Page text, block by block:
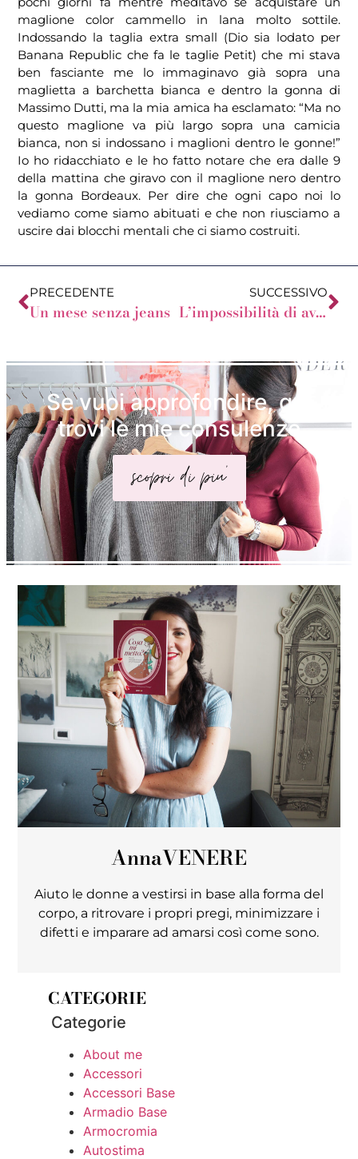
maglione color cammello in lana molto sottile.
Indossando la taglia extra small (Dio sia lodato per
Banana Republic che fa le taglie Petit) che mi stava
ben fasciante me lo immaginavo già sopra una
maglietta a barchetta bianca e dentro la gonna di
Massimo Dutti, ma la mia amica ha esclamato: “Ma no
questo maglione va più largo sopra una camicia
bianca, non si indossano i maglioni dentro le gonne!”
Io ho ridacchiato e le ho fatto notare che era dalle 9
della mattina che giravo con il maglione nero dentro
la gonna Bordeaux. Per dire che ogni capo noi lo
vediamo come siamo abituati e che non riusciamo a
uscire dai blocchi mentali che ci siamo costruiti.
PRECEDENTE
Un mese senza jeans
SUCCESSIVO
L’impossibilità di avere la pancia piatta
Se vuoi approfondire, qui
trovi le mie consulenze
scopri di piu'
AnnaVENERE
Aiuto le donne a vestirsi in base alla forma del
corpo, a ritrovare i propri pregi, minimizzare i
difetti e imparare ad amarsi così come sono.
CATEGORIE
Categorie
About me
Accessori
Accessori Base
Armadio Base
Armocromia
Autostima